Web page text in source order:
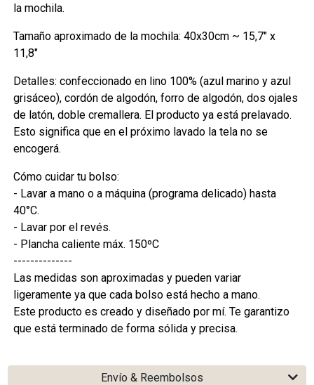
la mochila.
Tamaño aproximado de la mochila: 40x30cm ~ 15,7" x
11,8"
Detalles: confeccionado en lino 100% (azul marino y azul
grisáceo), cordón de algodón, forro de algodón, dos ojales
de latón, doble cremallera. El producto ya está prelavado.
Esto significa que en el próximo lavado la tela no se
encogerá.
Cómo cuidar tu bolso:
- Lavar a mano o a máquina (programa delicado) hasta
40°C.
- Lavar por el revés.
- Plancha caliente máx. 150ºC
--------------
Las medidas son aproximadas y pueden variar
ligeramente ya que cada bolso está hecho a mano.
Este producto es creado y diseñado por mí. Te garantizo
que está terminado de forma sólida y precisa.
Envío & Reembolsos